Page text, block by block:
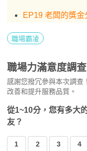
EP19 老闆的獎
職場霸凌
職場力滿意度調查
感謝您撥冗參與本次調查
改善和提升服務品質。
從1~10分，您有多大
友？
1 2 3 4